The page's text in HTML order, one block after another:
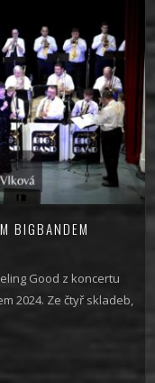
BIGBANDEM
Good z koncertu
2024. Ze čtyř skladeb,